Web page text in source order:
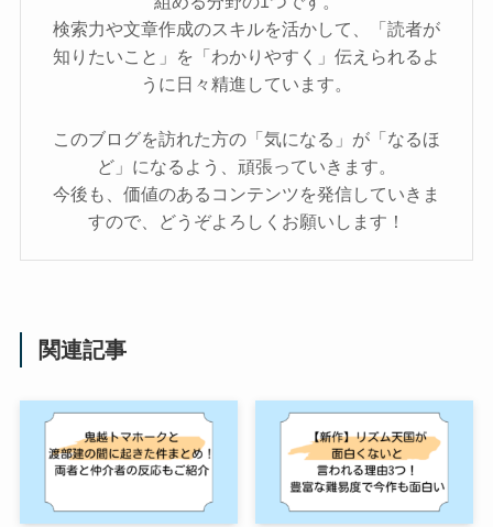
検索力や文章作成のスキルを活かして、「読者が
知りたいこと」を「わかりやすく」伝えられるよ
うに日々精進しています。
このブログを訪れた方の「気になる」が「なるほ
ど」になるよう、頑張っていきます。
今後も、価値のあるコンテンツを発信していきま
すので、どうぞよろしくお願いします！
関連記事